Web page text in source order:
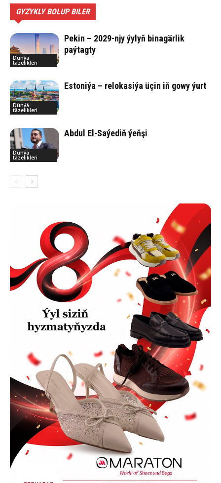
GYZYKLY BOLUP BILER
Dünýä
täzelikleri
Pekin – 2029-njy ýylyň binagärlik
paýtagty
Dünýä
täzelikleri
Estoniýa – relokasiýa üçin iň gowy ýurt
Dünýä
täzelikleri
Abdul El-Saýediň ýeňşi